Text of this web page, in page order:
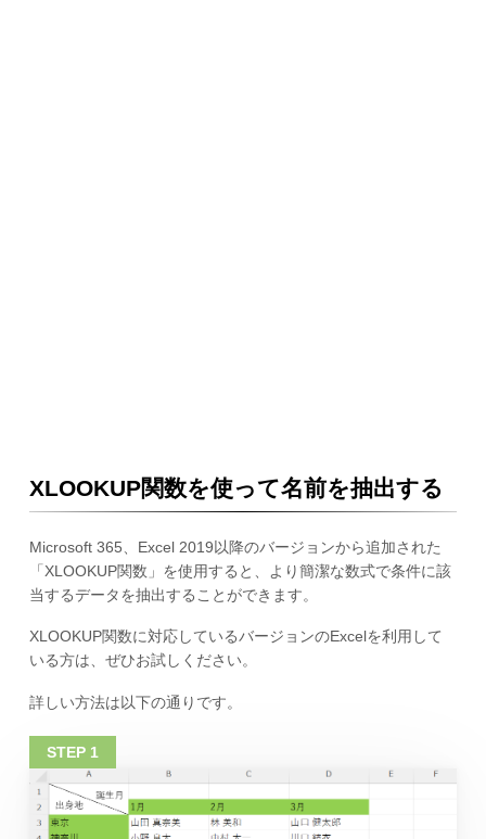
XLOOKUP関数を使って名前を抽出する
Microsoft 365、Excel 2019以降のバージョンから追加された
「XLOOKUP関数」を使用すると、より簡潔な数式で条件に該
当するデータを抽出することができます。
XLOOKUP関数に対応しているバージョンのExcelを利用して
いる方は、ぜひお試しください。
詳しい方法は以下の通りです。